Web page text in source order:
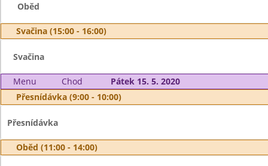
Oběd
Svačina (15:00 - 16:00)
Svačina
Menu Chod
Pátek 15. 5. 2020
Přesnídávka (9:00 - 10:00)
Přesnídávka
Oběd (11:00 - 14:00)